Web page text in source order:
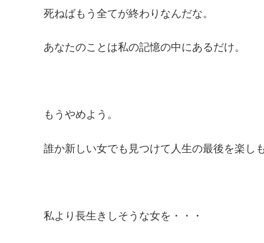
死ねばもう全てが終わりなんだな。
あなたのことは私の記憶の中にあるだけ。
もうやめよう。
誰か新しい女でも見つけて人生の最後を楽しも
私より長生きしそうな女を・・・